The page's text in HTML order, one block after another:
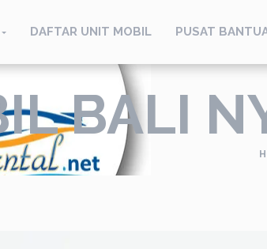
DAFTAR UNIT MOBIL PUSAT
BALI